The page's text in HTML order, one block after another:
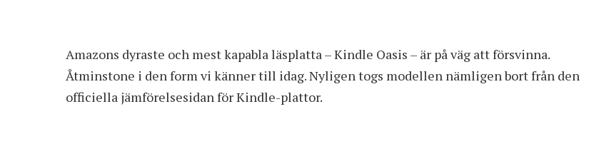
Amazons dyraste och mest kapabla läsplatta – Kindle Oasis – är på väg att försvinna.
Åtminstone i den form vi känner till idag. Nyligen togs modellen nämligen bort från den
officiella jämförelsesidan för Kindle-plattor.